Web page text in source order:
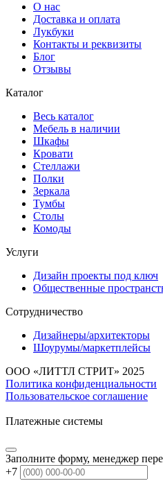
О нас
Доставка и оплата
Лукбуки
Контакты и реквизиты
Блог
Отзывы
Каталог
Весь каталог
Мебель в наличии
Шкафы
Кровати
Стеллажи
Полки
Зеркала
Тумбы
Столы
Комоды
Услуги
Дизайн проекты под ключ
Общественные
Сотрудничество
Дизайнеры/архитекторы
Шоурумы/маркетплейсы
ООО «ЛИТТЛ СТРИТ» 2025
Политика конфиденциальности
Пользовательское соглашение
Платежные системы
Заполните форму, менеджер
+7